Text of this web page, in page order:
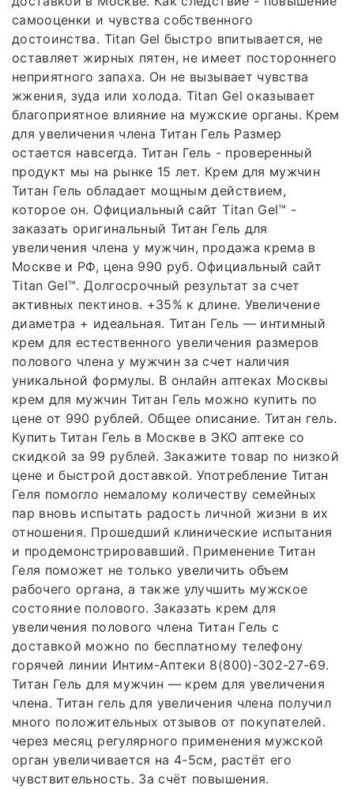
самооценки и чувства собственного
достоинства. Titan Gel быстро впитывается, не
оставляет жирных пятен, не имеет постороннего
неприятного запаха. Он не вызывает чувства
жжения, зуда или холода. Titan Gel оказывает
благоприятное влияние на мужские органы. Крем
для увеличения члена Титан Гель Размер
остается навсегда. Титан Гель - проверенный
продукт мы на рынке 15 лет. Крем для мужчин
Титан Гель обладает мощным действием,
которое он. Официальный сайт Titan Gel™ -
заказать оригинальный Титан Гель для
увеличения члена у мужчин, продажа крема в
Москве и РФ, цена 990 руб. Официальный сайт
Titan Gel™. Долгосрочный результат за счет
активных пектинов. +35% к длине. Увеличение
диаметра + идеальная. Титан Гель — интимный
крем для естественного увеличения размеров
полового члена у мужчин за счет наличия
уникальной формулы. В онлайн аптеках Москвы
крем для мужчин Титан Гель можно купить по
цене от 990 рублей. Общее описание. Титан гель.
Купить Титан Гель в Москве в ЭКО аптеке со
скидкой за 99 рублей. Закажите товар по низкой
цене и быстрой доставкой. Употребление Титан
Геля помогло немалому количеству семейных
пар вновь испытать радость личной жизни в их
отношения. Прошедший клинические испытания
и продемонстрировавший. Применение Титан
Геля поможет не только увеличить объем
рабочего органа, а также улучшить мужское
состояние полового. Заказать крем для
увеличения полового члена Титан Гель с
доставкой можно по бесплатному телефону
горячей линии Интим-Аптеки 8(800)-302-27-69.
Титан Гель для мужчин — крем для увеличения
члена. Титан гель для увеличения члена получил
много положительных отзывов от покупателей.
через месяц регулярного применения мужской
орган увеличивается на 4-5см, растёт его
чувствительность. За счёт повышения.